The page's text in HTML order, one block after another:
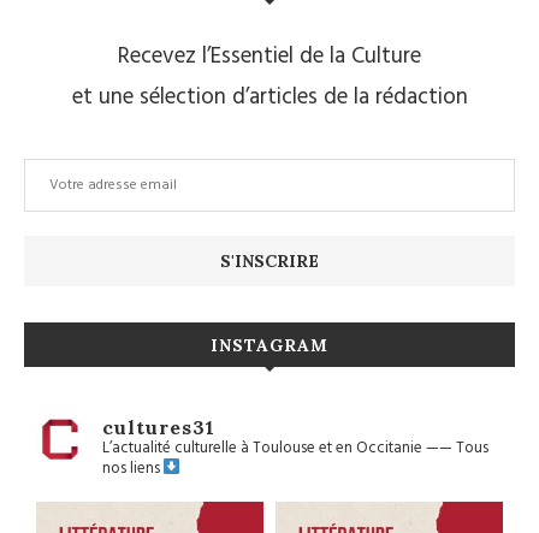
Recevez l’Essentiel de la Culture
et une sélection d’articles de la rédaction
INSTAGRAM
cultures31
L’actualité culturelle à Toulouse et en Occitanie——Tous
nos liens